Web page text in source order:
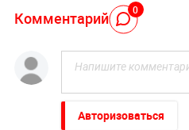
Комментарий 0
Авторизоваться